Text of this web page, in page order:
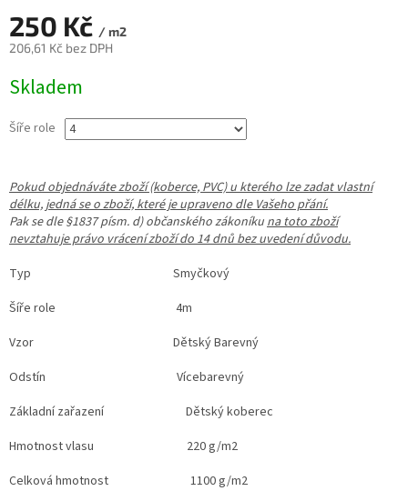
250 Kč / m2
206,61 Kč bez DPH
cena:
Skladem
Šíře role
Pokud objednáváte zboží (koberce, PVC) u kterého lze zadat vlastní
délku, jedná se o zboží, které je upraveno dle Vašeho přání.
Pak se dle §1837 písm. d) občanského zákoníku na toto zboží
nevztahuje právo vrácení zboží do 14 dnů bez uvedení důvodu.
Typ Smyčkový
Šíře role 4m
Vzor Dětský Barevný
Odstín Vícebarevný
Základní zařazení Dětský koberec
Hmotnost vlasu 220 g/m2
Celková hmotnost 1100 g/m2